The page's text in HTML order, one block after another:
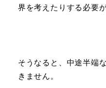
界を考えたりする必要
そうなると、中途半端
きません。